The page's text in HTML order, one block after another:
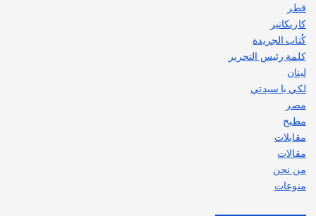
قطر
كاريكاتير
كُتاب الجريدة
كلمة رئيس التحرير
لبنان
لكي يا سيدتي
مصر
مطبخ
مقابلات
مقالات
من نحن
منوعات